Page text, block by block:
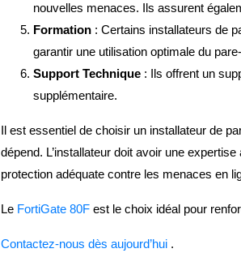
nouvelles menaces. Ils assurent
Formation : Certains installateurs de
garantir une utilisation optimale du
Support Technique : Ils offrent un
supplémentaire.
Il est essentiel de choisir un installateur de
dépend. L’installateur doit avoir une
protection adéquate contre les menaces en
Le FortiGate 80F est le choix idéal pour
Contactez-nous dès aujourd’hui .